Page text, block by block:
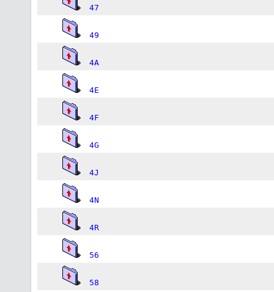
47
49
4A
4E
4F
4G
4J
4N
4R
56
58